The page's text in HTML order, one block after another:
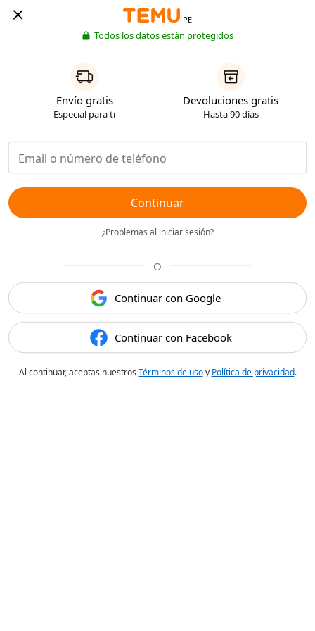
PE
Todos los datos están protegidos
Envío gratis
Especial para ti
Devoluciones gratis
Hasta 90 días
Continuar
¿Problemas al iniciar sesión?
O
Continuar con Google
Continuar con Facebook
Al continuar, aceptas nuestros Términos de usoy Política de privacidad.